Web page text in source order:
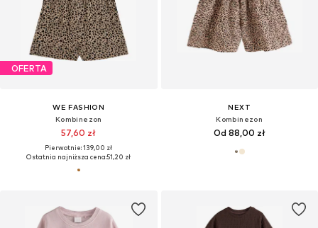
OFERTA
WE FASHION
Kombinezon
57,60 zł
Pierwotnie: 139,00 zł
Ostatnia najniższa cena:51,20 zł
NEXT
Kombinezon
Od 88,00 zł